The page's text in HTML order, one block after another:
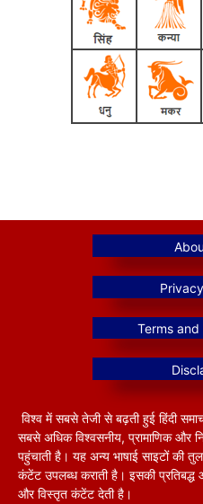
विश्व में सबसे तेजी से बढ़ती हुई हिंदी
सबसे अधिक विश्वसनीय, प्रामाणिक और
पहुंचाती है। यह अन्य भाषाई साइटों की
कंटेंट उपलब्ध कराती है। इसकी प्रतिबद्ध
और विस्तृत कंटेंट देती है।